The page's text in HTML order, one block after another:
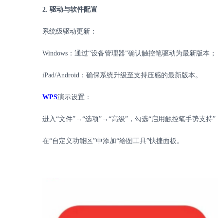
2. 驱动与软件配置
系统级驱动更新：
Windows ：通过“设备管理器”确认触控笔驱动为最新版本；
iPad/Android ：确保系统升级至支持压感的最新版本。
WPS演示设置：
进入 “文件”→“选项”→“高级”，勾选“启用触控笔手势支持”
在“自定义功能区”中添加“绘图工具”快捷面板。